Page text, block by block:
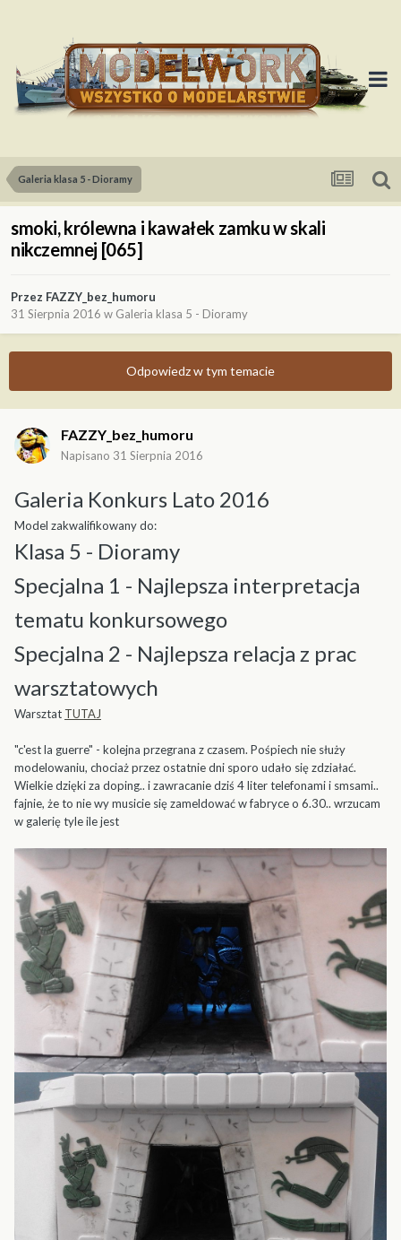
Galeria klasa 5 - Dioramy
smoki, królewna i kawałek zamku w skali
nikczemnej [065]
Przez FAZZY_bez_humoru
31 Sierpnia 2016 w Galeria klasa 5 - Dioramy
Odpowiedz w tym temacie
FAZZY_bez_humoru
Napisano 31 Sierpnia 2016
Galeria Konkurs Lato 2016
Model zakwalifikowany do:
Klasa 5 - Dioramy
Specjalna 1 - Najlepsza interpretacja
tematu konkursowego
Specjalna 2 - Najlepsza relacja z prac
warsztatowych
Warsztat TUTAJ
"c'est la guerre" - kolejna przegrana z czasem. Pośpiech nie służy
modelowaniu, chociaż przez ostatnie dni sporo udało się zdziałać.
Wielkie dzięki za doping.. i zawracanie dziś 4 liter telefonami i smsami..
fajnie, że to nie wy musicie się zameldować w fabryce o 6.30.. wrzucam
w galerię tyle ile jest